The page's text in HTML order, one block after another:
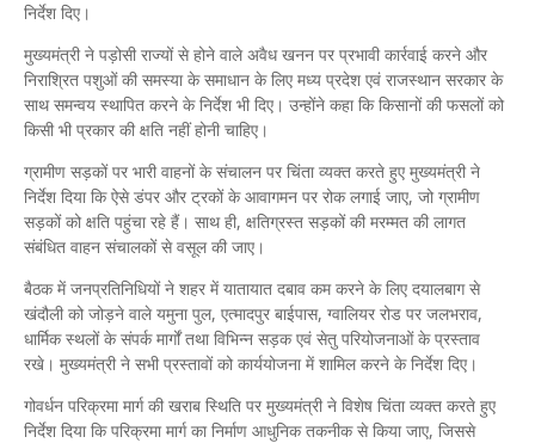
निर्देश दिए।
मुख्यमंत्री ने पड़ोसी राज्यों से होने वाले अवैध खनन पर प्रभावी कार्रवाई करने और
निराश्रित पशुओं की समस्या के समाधान के लिए मध्य प्रदेश एवं राजस्थान सरकार के
साथ समन्वय स्थापित करने के निर्देश भी दिए। उन्होंने कहा कि किसानों की फसलों को
किसी भी प्रकार की क्षति नहीं होनी चाहिए।
ग्रामीण सड़कों पर भारी वाहनों के संचालन पर चिंता व्यक्त करते हुए मुख्यमंत्री ने
निर्देश दिया कि ऐसे डंपर और ट्रकों के आवागमन पर रोक लगाई जाए, जो ग्रामीण
सड़कों को क्षति पहुंचा रहे हैं। साथ ही, क्षतिग्रस्त सड़कों की मरम्मत की लागत
संबंधित वाहन संचालकों से वसूल की जाए।
बैठक में जनप्रतिनिधियों ने शहर में यातायात दबाव कम करने के लिए दयालबाग से
खंदौली को जोड़ने वाले यमुना पुल, एत्मादपुर बाईपास, ग्वालियर रोड पर जलभराव,
धार्मिक स्थलों के संपर्क मार्गों तथा विभिन्न सड़क एवं सेतु परियोजनाओं के प्रस्ताव
रखे। मुख्यमंत्री ने सभी प्रस्तावों को कार्ययोजना में शामिल करने के निर्देश दिए।
गोवर्धन परिक्रमा मार्ग की खराब स्थिति पर मुख्यमंत्री ने विशेष चिंता व्यक्त करते हुए
निर्देश दिया कि परिक्रमा मार्ग का निर्माण आधुनिक तकनीक से किया जाए, जिससे